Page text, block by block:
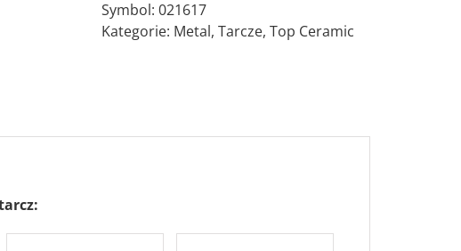
Symbol: 021617
Kategorie: Metal, Tarcze, Top Ceramic